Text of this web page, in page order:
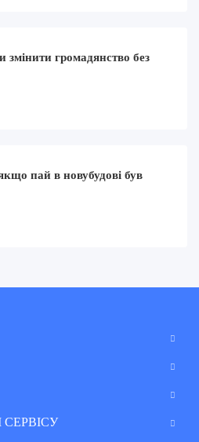
громадянство без
пай в новубудові був